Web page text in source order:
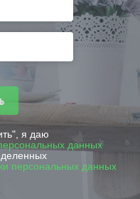
я даю
данных
персональных данных